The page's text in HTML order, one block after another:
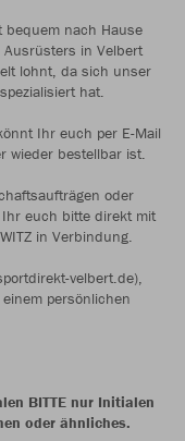
nach Hause
in Velbert
lohnt, da sich unser
hat.
Ihr euch per E-Mail
wieder bestellbar ist.
oder
euch bitte direkt mit
in Verbindung.
velbert.de),
persönlichen
BITTE nur Initialen
oder ähnliches.